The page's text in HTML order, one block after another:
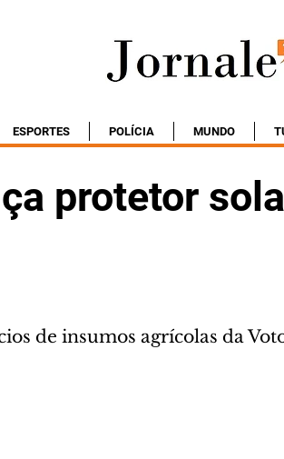
ESPORTES POLÍCIA MUNDO
protetor
de insumos agrícolas da